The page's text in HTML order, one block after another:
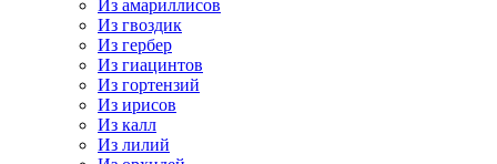
Из амариллисов
Из гвоздик
Из гербер
Из гиацинтов
Из гортензий
Из ирисов
Из калл
Из лилий